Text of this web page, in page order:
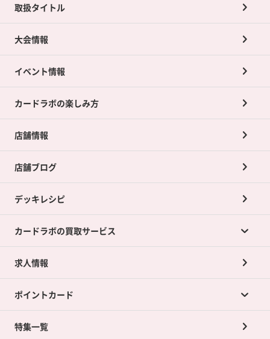
取扱タイトル
大会情報
イベント情報
カードラボの楽しみ方
店舗情報
店舗ブログ
デッキレシピ
カードラボの買取サービス
カードラボの買取サービスTOP
店舗買取について
ネット買取について
求人情報
ポイントカード
ポイントカードTOP
特集一覧